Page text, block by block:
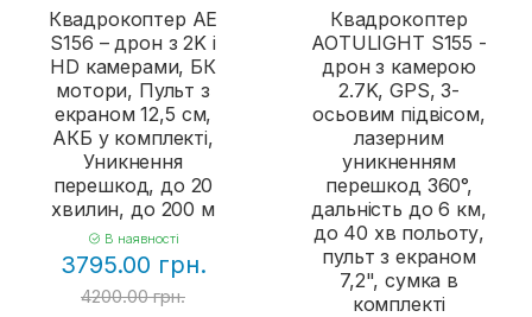
Квадрокоптер AE
S156 – дрон з 2K і
HD камерами, БК
мотори, Пульт з
екраном 12,5 см,
АКБ у комплекті,
Уникнення
перешкод, до 20
хвилин, до 200 м
В наявності
3795.00 грн.
4200.00 грн.
Квадрокоптер
AOTULIGHT S155 -
дрон з камерою
2.7K, GPS, 3-
осьовим підвісом,
лазерним
уникненням
перешкод 360°,
дальність до 6 км,
до 40 хв польоту,
пульт з екраном
7,2", сумка в
комплекті